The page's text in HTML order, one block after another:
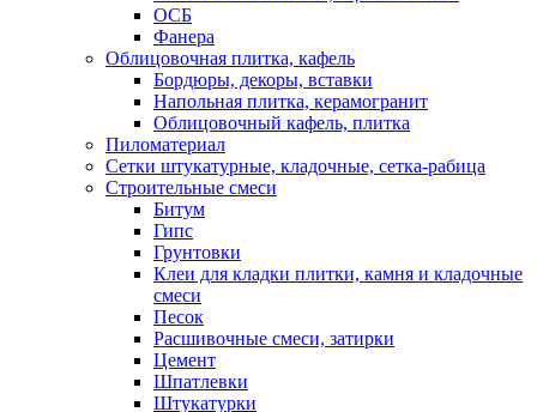
ОСБ
Фанера
Облицовочная плитка, кафель
Бордюры, декоры, вставки
Напольная плитка, керамогранит
Облицовочный кафель, плитка
Пиломатериал
Сетки штукатурные, кладочные, сетка-рабица
Строительные смеси
Битум
Гипс
Грунтовки
Клеи для кладки плитки, камня и кладочные
смеси
Песок
Расшивочные смеси, затирки
Цемент
Шпатлевки
Штукатурки